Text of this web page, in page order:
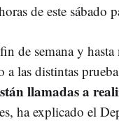
de este sábado
de semana y
a las distintas
llamadas a
ha explicado el